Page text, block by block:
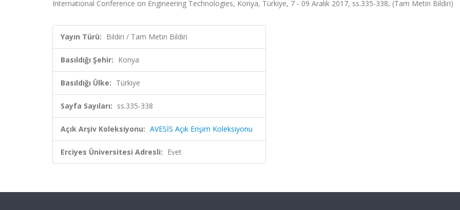
International Conference on Engineering Technologies, Konya, Türkiye, 7 - 09 Aralık 2017, ss.335-338, (Tam Metin Bildiri)
Yayın Türü: Bildiri / Tam Metin Bildiri
Basıldığı Şehir: Konya
Basıldığı Ülke: Türkiye
Sayfa Sayıları: ss.335-338
Açık Arşiv Koleksiyonu: AVESİS Açık Erişim Koleksiyonu
Erciyes Üniversitesi Adresli: Evet